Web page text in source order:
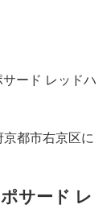
ード レッドハ
京都市右京区に
サード レ